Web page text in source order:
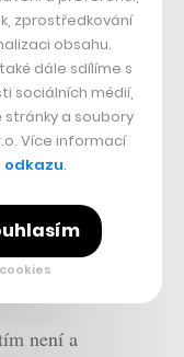
pozůstalost, jejíž
miliard korun,
z Kellnerova
dvě nezletilé
služeb,
i nemovitostí či
není a
zprostředkování
obsahu.
dále sdílíme s
sociálních médií,
a soubory
Více informací
odkazu.